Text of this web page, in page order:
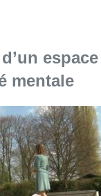
espace
mentale